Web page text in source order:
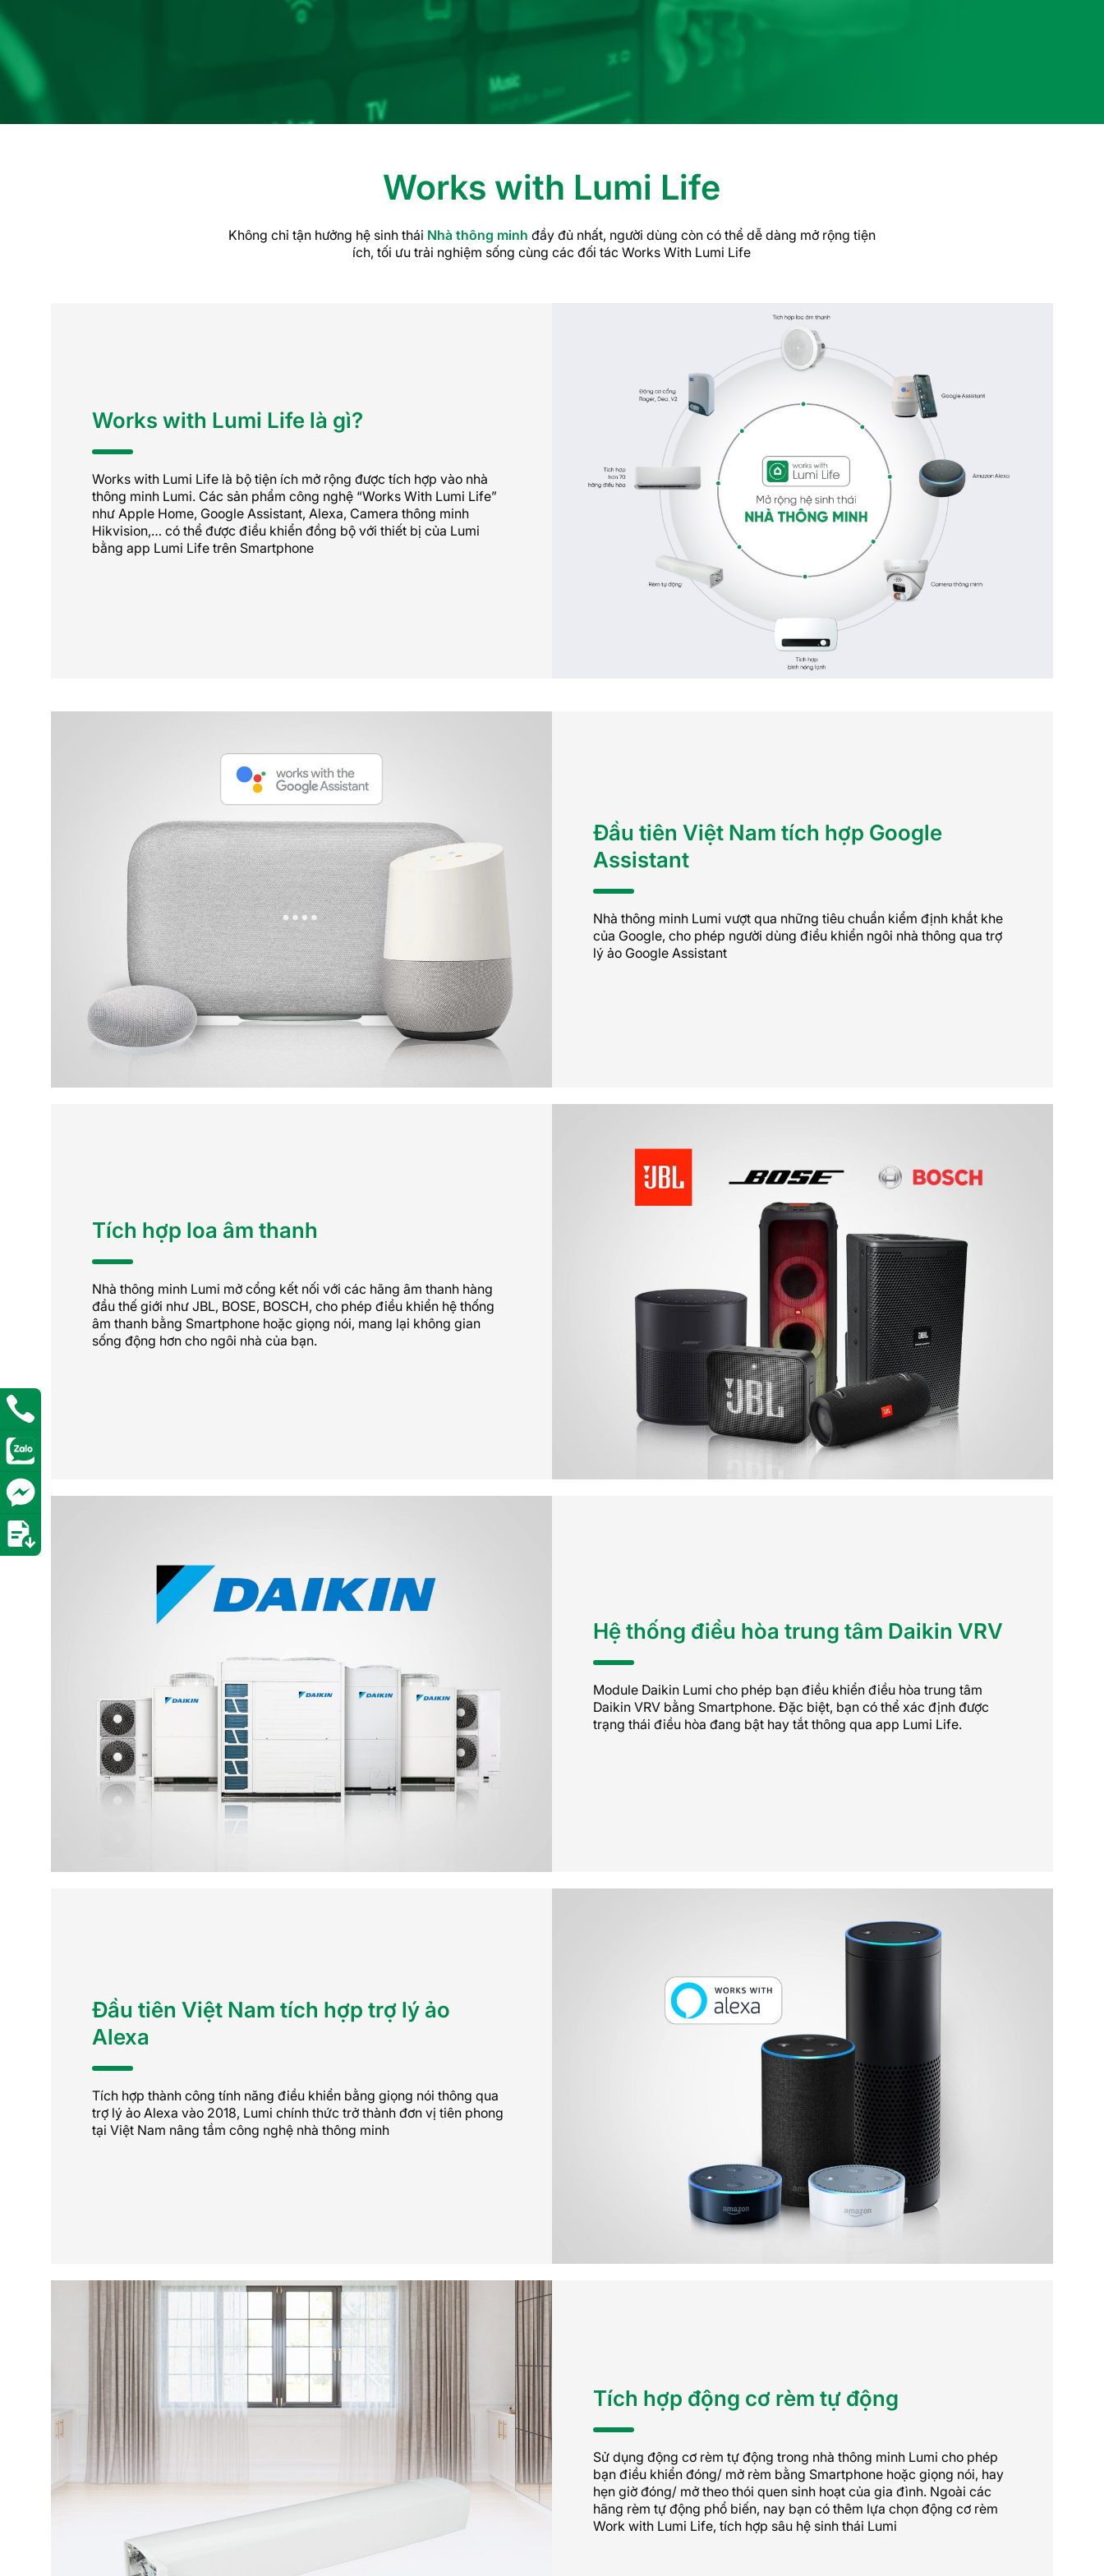
Works with Lumi Life
Không chỉ tận hưởng hệ sinh thái Nhà thông minh đầy đủ nhất, người dùng còn có thể dễ dàng mở rộng tiện
ích, tối ưu trải nghiệm sống cùng các đối tác Works With Lumi Life
Works with Lumi Life là gì?
Works with Lumi Life là bộ tiện ích mở rộng được tích hợp vào nhà
thông minh Lumi. Các sản phẩm công nghệ “Works With Lumi Life”
như Apple Home, Google Assistant, Alexa, Camera thông minh
Hikvision,… có thể được điều khiển đồng bộ với thiết bị của Lumi
bằng app Lumi Life trên Smartphone
Đầu tiên Việt Nam tích hợp Google
Assistant
Nhà thông minh Lumi vượt qua những tiêu chuẩn kiểm định khắt khe
của Google, cho phép người dùng điều khiển ngôi nhà thông qua trợ
lý ảo Google Assistant
Tích hợp loa âm thanh
Nhà thông minh Lumi mở cổng kết nối với các hãng âm thanh hàng
đầu thế giới như JBL, BOSE, BOSCH, cho phép điều khiển hệ thống
âm thanh bằng Smartphone hoặc giọng nói, mang lại không gian
sống động hơn cho ngôi nhà của bạn.
Hệ thống điều hòa trung tâm Daikin VRV
Module Daikin Lumi cho phép bạn điều khiển điều hòa trung tâm
Daikin VRV bằng Smartphone. Đặc biệt, bạn có thể xác định được
trạng thái điều hòa đang bật hay tắt thông qua app Lumi Life.
Đầu tiên Việt Nam tích hợp trợ lý ảo
Alexa
Tích hợp thành công tính năng điều khiển bằng giọng nói thông qua
trợ lý ảo Alexa vào 2018, Lumi chính thức trở thành đơn vị tiên phong
tại Việt Nam nâng tầm công nghệ nhà thông minh
Tích hợp động cơ rèm tự động
Sử dụng động cơ rèm tự động trong nhà thông minh Lumi cho phép
bạn điều khiển đóng/ mở rèm bằng Smartphone hoặc giọng nói, hay
hẹn giờ đóng/ mở theo thói quen sinh hoạt của gia đình. Ngoài các
hãng rèm tự động phổ biến, nay bạn có thêm lựa chọn động cơ rèm
Work with Lumi Life, tích hợp sâu hệ sinh thái Lumi